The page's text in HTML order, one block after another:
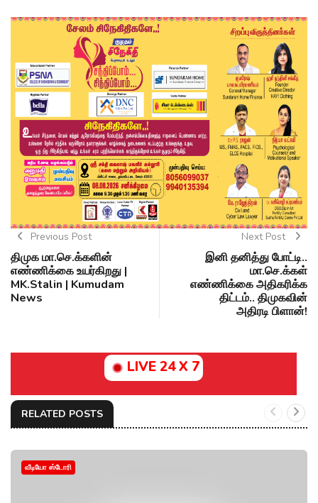
Previous Post
திமுக மா.செ.க்களின்
எண்ணிக்கை உயர்கிறது |
MK.Stalin | Kumudam
News
Next Post
இனி தனித்து போட்டி..
மா.செ.க்கள்
எண்ணிக்கை அதிகரிக்க
திட்டம்.. திமுகவின்
அதிரடி பிளான்!
LIVE 24 X 7
RELATED POSTS
வீடியோ ஸ்டோரி